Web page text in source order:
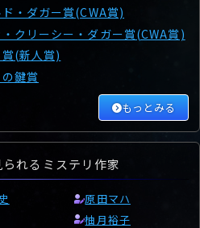
・ダガー賞(CWA賞)
クリーシー・ダガー賞(CWA賞)
(新人賞)
鍵賞
もっとみる
られるミステリ作家
原田マハ
柚月裕子